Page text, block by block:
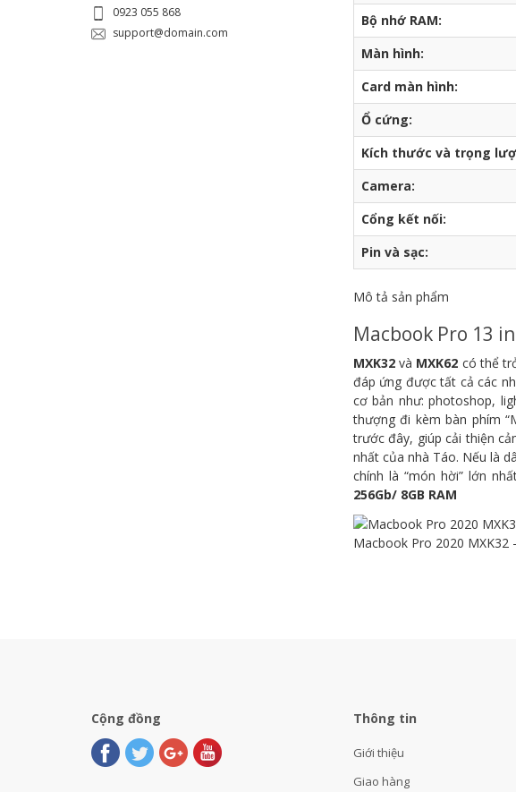
0923 055 868
support@domain.com
Bộ nhớ RAM:
Màn hình:
Card màn hình:
Ổ cứng:
Kích thước và trọng
Camera:
Cổng kết nối:
Pin và sạc:
Mô tả sản phẩm
Macbook Pro 13
MXK32và MXK62 có thể
đáp ứng được tất cả các
cơ bản như: photoshop,
thượng đi kèm bàn phím
trước đây, giúp cải thiện
nhất của nhà Táo. Nếu là
chính là “món hời” lớn
256Gb/ 8GB RAM
Macbook Pro 2020 MXK32
Cộng đồng Thông tin
Giới thiệu
Giao hàng